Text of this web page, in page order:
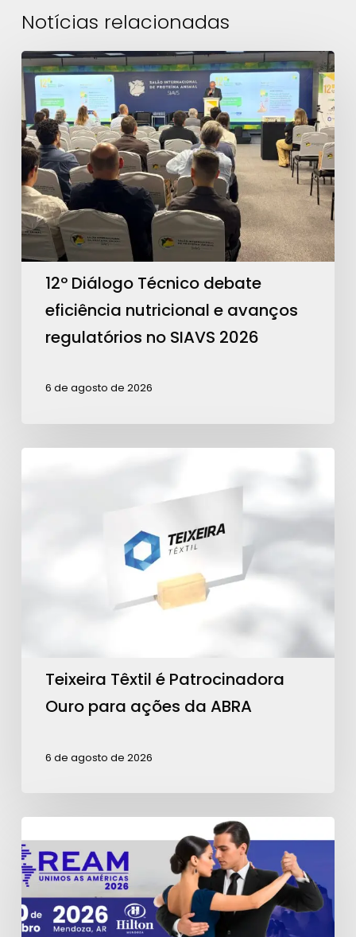
Notícias relacionadas
12º
Diálogo
Técnico
debate
eficiência
nutricional
e
avanços
regulatórios
12º Diálogo Técnico debate
eficiência nutricional e avanços
regulatórios no SIAVS 2026
6 de agosto de 2026
Teixeira Têxtil é Patrocinadora
Ouro para ações da ABRA
6 de agosto de 2026
regressiva
para
a
REAM